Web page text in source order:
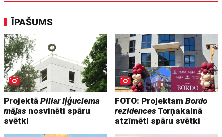
ĪPAŠUMS
ProjektāPillar Iļģuciema
mājas nosvinēti spāru
svētki
FOTO: ProjektamBordo
rezidencesTorņakalnā
atzīmēti spāru svētki